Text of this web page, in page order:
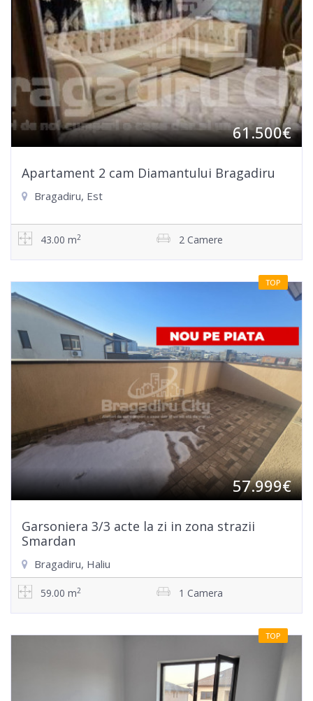
61.500€
Apartament 2 cam Diamantului Bragadiru
Bragadiru, Est
43.00 m2 2 Camere
TOP
57.999€
Garsoniera 3/3 acte la zi in zona strazii
Smardan
Bragadiru, Haliu
59.00 m2 1 Camera
TOP